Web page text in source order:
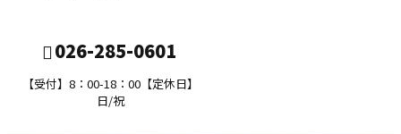
026-285-0601
【受付】8：00-18：00【定休日】
日/祝